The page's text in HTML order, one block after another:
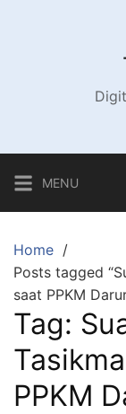
MENU
Home
Posts tagged
saat PPKM
Tag:
PPKM